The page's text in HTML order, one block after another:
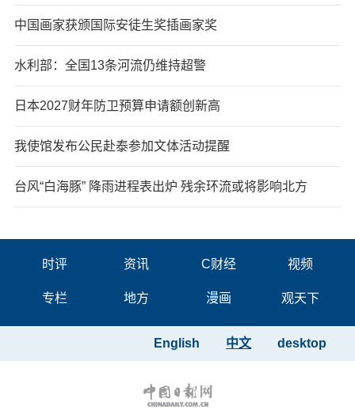
中国画家获颁国际安徒生奖插画家奖
水利部：全国13条河流仍维持超警
日本2027财年防卫预算申请额创新高
我使馆发布公民赴泰参加文体活动提醒
台风“白海豚” 降雨进程表出炉 残余环流或将影响北方
时评 资讯 C财经 视频
专栏 地方 漫画 观天下
desktop
中文
English